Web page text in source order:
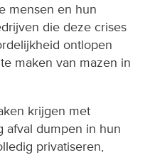
mensen en hun
die deze crises
ontlopen
maken van mazen in
krijgen met
afval dumpen in hun
privatiseren,